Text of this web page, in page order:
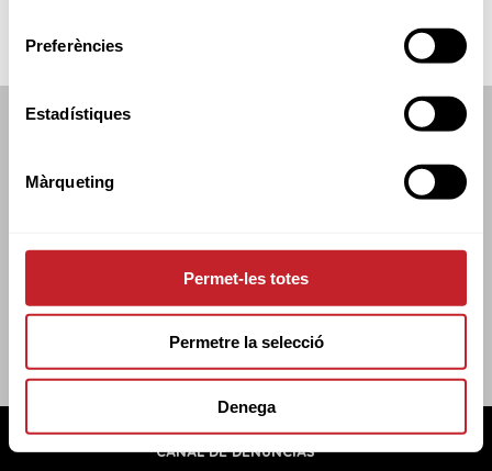
Preferències
Estadístiques
Màrqueting
Permet-les totes
Permetre la selecció
Denega
C/TUSET 32, 8A PLANTA. 08006 BCN
POLÍTICA DE COOKIES
POLÍTICA DE PRIVACIDAD
CANAL DE DENUNCIAS